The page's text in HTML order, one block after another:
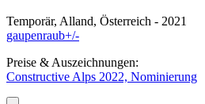
Temporär, Alland, Österreich - 2021
gaupenraub+/-
Preise & Auszeichnungen:
Constructive Alps 2022, Nominierung